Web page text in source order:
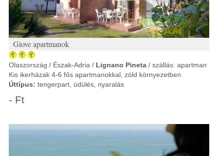
Giove apartmanok
Olaszország / Észak-Adria / Lignano Pineta / szállás: apartman
Kis ikerházak 4-6 fős apartmanokkal, zöld környezetben.
Úttípus: tengerpart, üdülés, nyaralás
- Ft